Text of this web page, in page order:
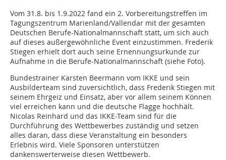
Vom 31.8. bis 1.9.2022 fand ein 2. Vorbereitungstreffen im
Tagungszentrum Marienland/Vallendar mit der gesamten
Deutschen Berufe-Nationalmannschaft statt, um sich auch
auf dieses außergewöhnliche Event einzustimmen. Frederik
Stiegen erhielt dort auch seine Ernennungsurkunde zur
Aufnahme in die Berufe-Nationalmannschaft (siehe Foto).
Bundestrainer Karsten Beermann vom IKKE und sein
Ausbilderteam sind zuversichtlich, dass Frederik Stiegen mit
seinem Ehrgeiz und Einsatz, aber vor allem seinem Können
viel erreichen kann und die deutsche Flagge hochhält.
Nicolas Reinhard und das IKKE-Team sind für die
Durchführung des Wettbewerbes zuständig und setzen
alles daran, dass diese Veranstaltung ein besonders
Erlebnis wird. Viele Sponsoren unterstützen
dankenswerterweise diesen Wettbewerb.